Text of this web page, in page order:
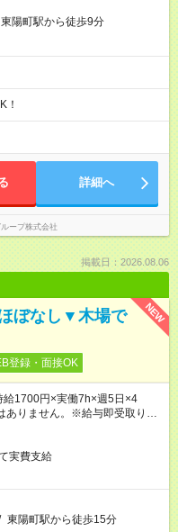
東陽町駅から徒歩9分
詳細へ
ープ株式会社
掲載日：2026.08.06
NEW
ぼなし▼木場で
登録・面接OK
1700円×実働7h×週5日×4
りません。※給与即受取りサ
実費支給
東陽町駅から徒歩15分